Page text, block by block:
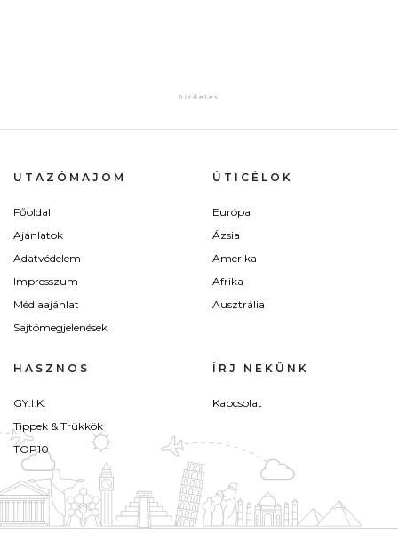
UTAZÓMAJOM
Főoldal
Ajánlatok
Adatvédelem
Impresszum
Médiaajánlat
Sajtómegjelenések
ÚTICÉLOK
Európa
Ázsia
Amerika
Afrika
Ausztrália
HASZNOS
GY.I.K.
Tippek & Trükkök
TOP10
ÍRJ NEKÜNK
Kapcsolat